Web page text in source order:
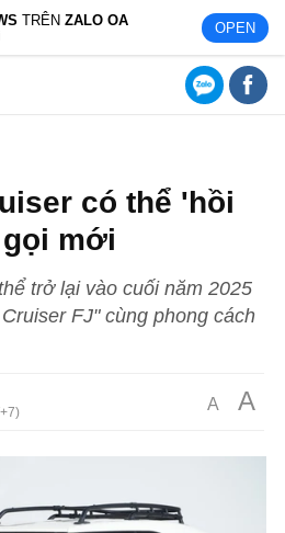
TRÊNZALO OA OPEN
có thể 'hồi
mới
trở lại vào cuối năm 2025
FJ" cùng phong cách
A A